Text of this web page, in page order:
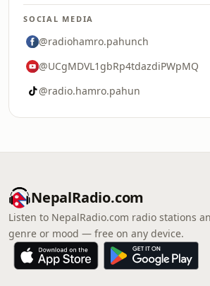
SOCIAL MEDIA
@radiohamro.pahunch
@UCgMDVL1gbRp4tdazdiPWpMQ
@radio.hamro.pahun
NepalRadio.com
Listen to NepalRadio.com radio stations
genre or mood — free on any device.